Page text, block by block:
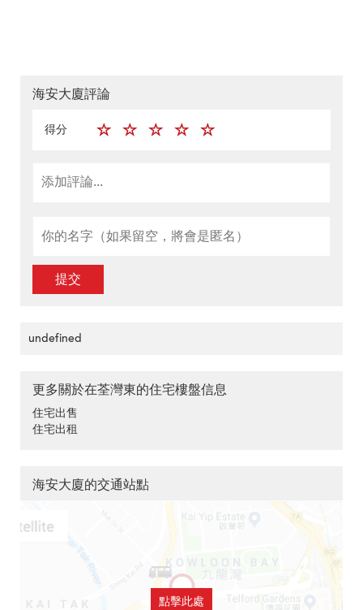
海安大廈評論
得分
提交
undefined
更多關於在荃灣東的住宅樓盤信息
住宅出售
住宅出租
海安大廈的交通站點
點擊此處